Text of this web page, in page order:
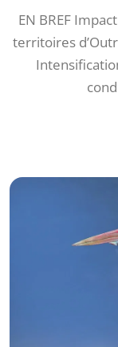
EN BREF
territoires